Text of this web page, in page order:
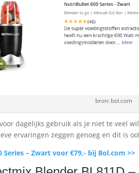
bron: bol.com
dagelijks gebruik als je niet te veel
ervaringen zeggen genoeg en dit is
– Zwart voor €79,- bij Bol.com >>